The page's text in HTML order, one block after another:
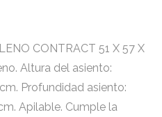
CONTRACT 51 X 57 X
Altura del asiento:
Profundidad asiento:
Apilable. Cumple la